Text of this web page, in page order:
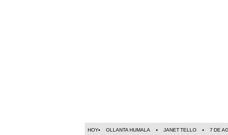
HOY OLLANTA HUMALA JANET TELLO 7 DE